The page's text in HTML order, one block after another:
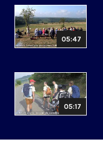
05:47
05:17